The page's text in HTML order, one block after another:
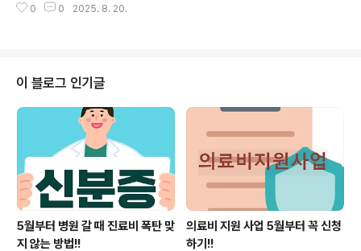
는 것 한 가지를 들어주고 싶어요" 남편의 말에 아내는 눈
각이 많습니다. 5) 쉽게 재단하는 사람은 깊이가 없습니다.
태도 하나로 인생이 드러납니다. 돈 못 모으는 사람들이 하
는 행동.1. 통장에 돈 얼마 있는지도 모르고 씁니다. 2. 필요
없는데 싸다고 삽니다. 3. 지출은 많으면서 쓸데없는 자존
심은 셉니다.4. 카드값이 얼마 나왔는지 확인도 안 합니다.
5. 버는 족족 다 쓰고 "돈 왜 없지?"합..
0 0 2025. 8. 20.
이 블로그 인기글
5월부터 병원 갈 때 진료비 폭탄 맞
지 않는 방법!!
의료비 지원 사업 5월부터 꼭 신청
하기!!